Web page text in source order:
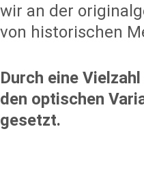
wir an der
von historischen
Durch eine
den optischen
gesetzt.